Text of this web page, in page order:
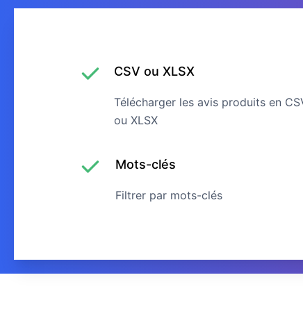
CSV ou XLSX
Télécharger les avis produits en
ou XLSX
Mots-clés
Filtrer par mots-clés